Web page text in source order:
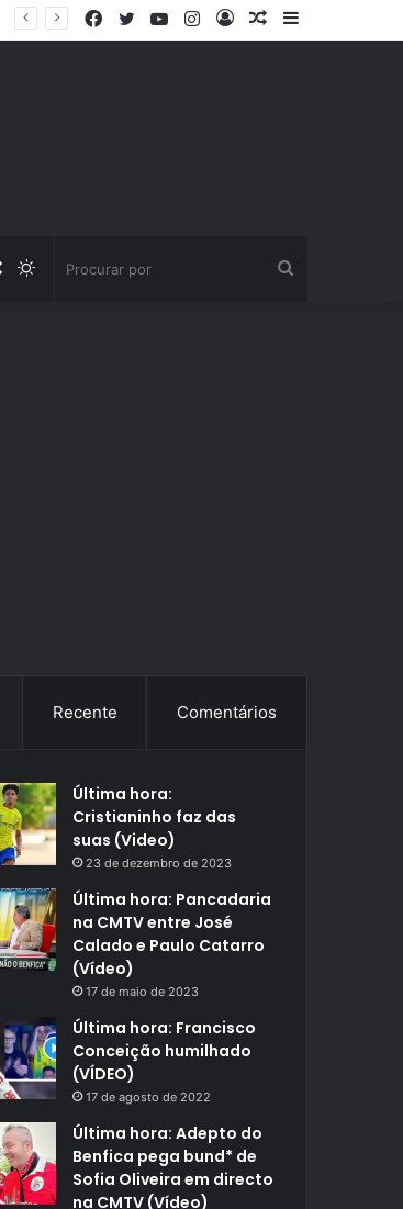
Barra
Artigo
Entrar
Instagram
YouTube
Twitter
Facebook
Switch
Artigo
Recente Comentários
Última hora:
Cristianinho faz das
suas (Video)
23 de dezembro de 2023
Última hora: Pancadaria
na CMTV entre José
Calado e Paulo Catarro
(Vídeo)
17 de maio de 2023
Última hora: Francisco
Conceição humilhado
(VÍDEO)
17 de agosto de 2022
Última hora: Adepto do
Benfica pega bund* de
Sofia Oliveira em directo
na CMTV (Vídeo)